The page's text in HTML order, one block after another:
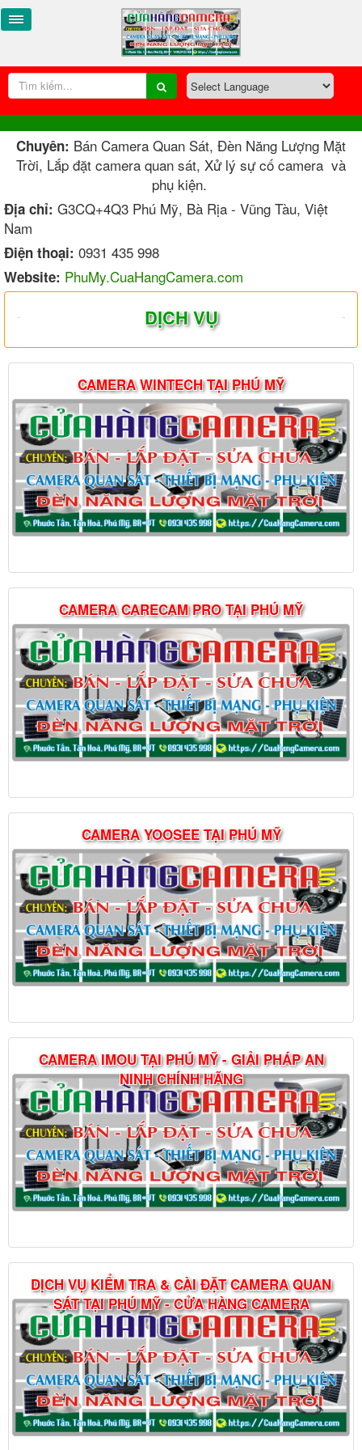
Chuyên: Bán Camera Quan Sát, Đèn Năng Lượng Mặt
Trời, Lắp đặt camera quan sát, Xử lý sự cố camera và
phụ kiện.
Địa chỉ: G3CQ+4Q3 Phú Mỹ, Bà Rịa - Vũng Tàu, Việt
Nam
Điện thoại: 0931 435 998
Website: PhuMy.CuaHangCamera.com
DỊCH VỤ
CAMERA WINTECH TẠI PHÚ MỸ
CAMERA CARECAM PRO TẠI PHÚ MỸ
CAMERA YOOSEE TẠI PHÚ MỸ
CAMERA IMOU TẠI PHÚ MỸ - GIẢI PHÁP AN
NINH CHÍNH HÃNG
DỊCH VỤ KIỂM TRA & CÀI ĐẶT CAMERA QUAN
SÁT TẠI PHÚ MỸ - CỬA HÀNG CAMERA